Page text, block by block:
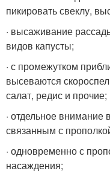
пикировать свеклу,
· высаживание
видов капусты;
· с промежутком
высеваются
салат, редис и прочие;
· отдельное внимание
связанным с
· одновременно с
насаждения;